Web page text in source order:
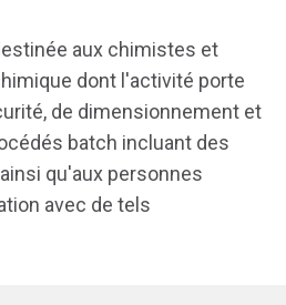
aux chimistes et
dont l'activité porte
de dimensionnement et
batch incluant des
qu'aux personnes
avec de tels